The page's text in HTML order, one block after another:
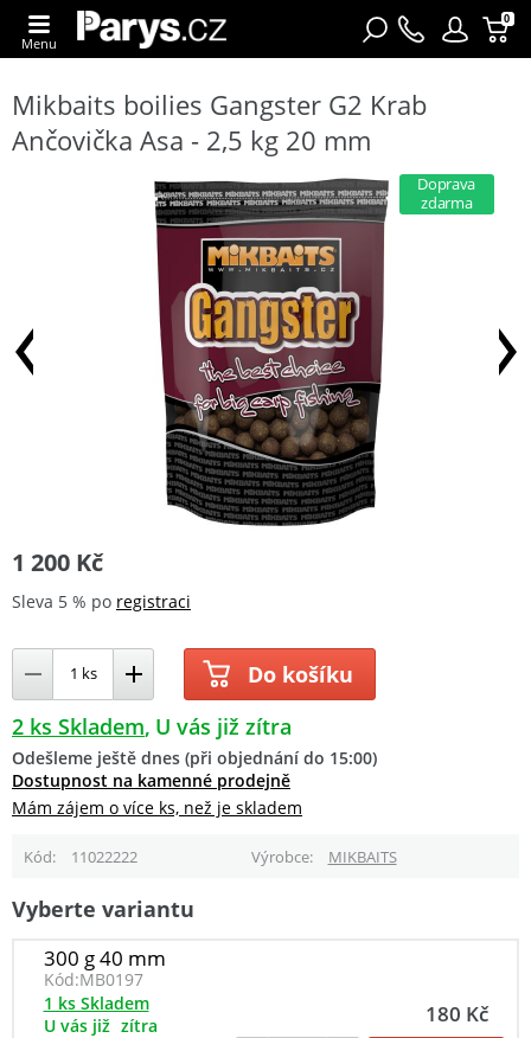
0
Menu
Mikbaits boilies Gangster G2 Krab
Ančovička Asa - 2,5 kg 20 mm
Doprava
zdarma
1 200 Kč
Sleva 5 % po registraci
Do košíku
2 ks Skladem U vás již zítra
Odešleme ještě dnes (při objednání do 15:00)
Dostupnost na kamenné prodejně
Mám zájem o více ks, než je skladem
Kód 11022222 Výrobce MIKBAITS
Vyberte variantu
300 g 40 mm
Kód:MB0197
180 Kč
1 ks Skladem
U vás již zítra